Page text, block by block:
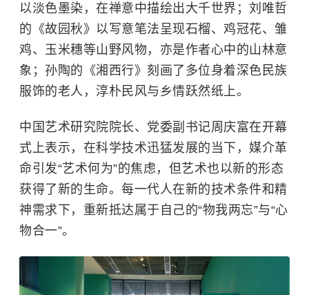
以淡色墨染，在禅意中描绘出大千世界；刘唯哲
的《故园秋》以写意笔法呈现石榴、鸡冠花、雏
鸡、玉米穗等山野风物，亦是作者心中的山林意
象；孙陶的《湘西行》刻画了多位身着深色民族
服饰的老人，淳朴民风与乡情跃然纸上。
中国艺术研究院院长、党委副书记周庆富在开幕
式上表示，在科学技术迅猛发展的当下，媒介革
命引发“艺术何为”的焦虑，但艺术也以新的形态
获得了新的生命。每一代人在新的技术条件和精
神需求下，重新抵达属于自己的“物我两忘”与“心
物合一”。